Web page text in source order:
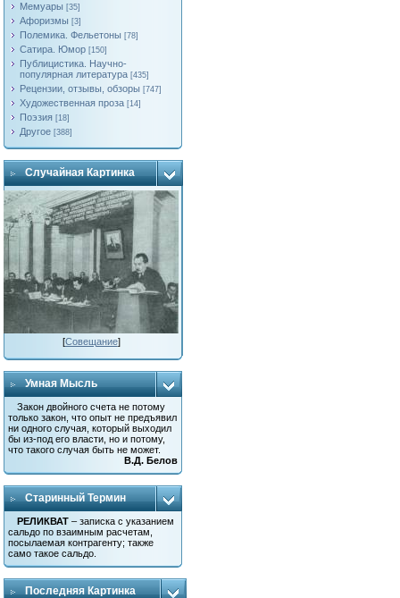
Мемуары [35]
Афоризмы [3]
Полемика. Фельетоны [78]
Сатира. Юмор [150]
Публицистика. Научно-
популярная литература [435]
Рецензии, отзывы, обзоры [747]
Художественная проза [14]
Поэзия [18]
Другое [388]
Случайная Картинка
[Совещание]
Умная Мысль
Закон двойного счета не потому
только закон, что опыт не предъявил
ни одного случая, который выходил
бы из-под его власти, но и потому,
что такого случая быть не может.
В.Д. Белов
Старинный Термин
РЕЛИКВАТ – записка с указанием
сальдо по взаимным расчетам,
посылаемая контрагенту; также
само такое сальдо.
Последняя Картинка